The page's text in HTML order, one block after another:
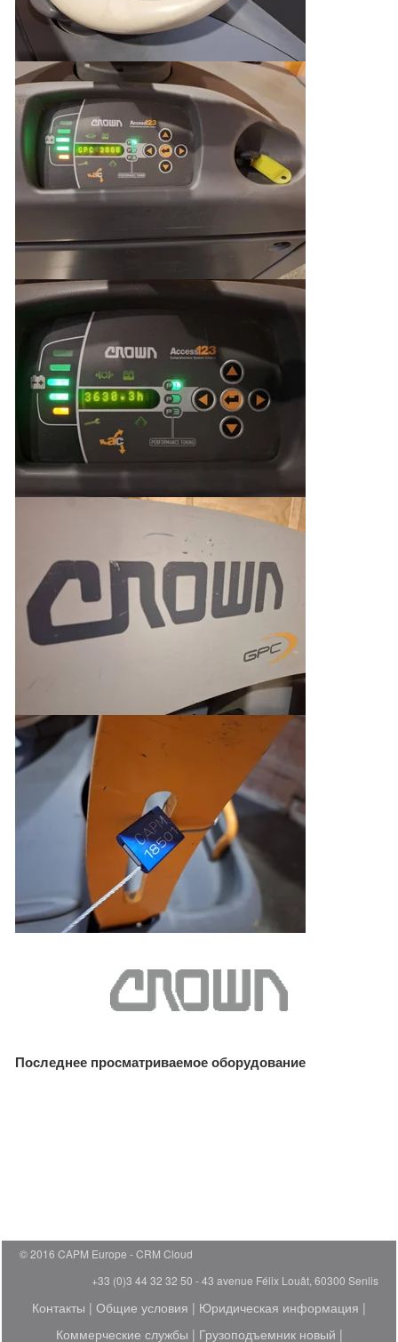
Последнее просматриваемое оборудование
© 2016 CAPM Europe
CRM Cloud
+33 (0)3 44 32 32 50 - 43 avenue Félix Louât, 60300 Senlis
Контакты | Общие условия | Юридическая информация |
Коммерческие службы | Грузоподъемник новый |